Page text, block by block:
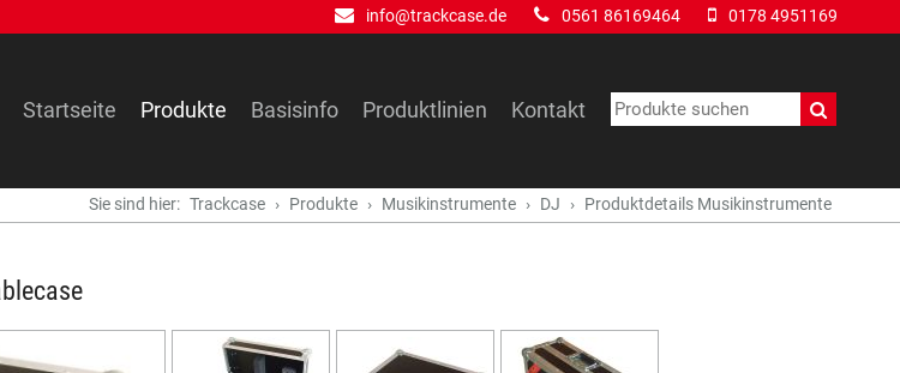
info@trackcase.de 0561 86169464 0178 4951169
Navigation
Startseite Produkte Basisinfo Produktlinien Kontakt
Sie sind hier: Trackcase Produkte Musikinstrumente DJ Produktdetails Musikinstrumente